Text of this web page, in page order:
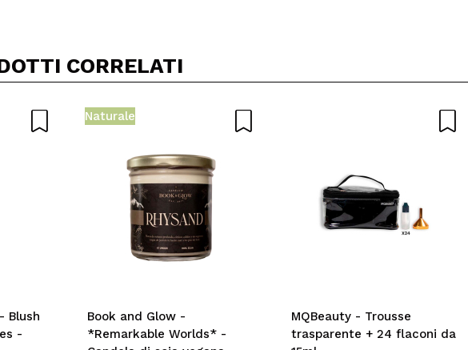
CORRELATI
Blush
-
Naturale
Book and Glow -
*Remarkable Worlds* -
MQBeauty - Trousse
trasparente + 24 flaconi da